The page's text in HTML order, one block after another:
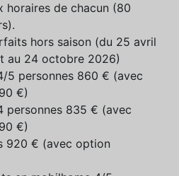
horaires de chacun (80
hors saison (du 25 avril
au 24 octobre 2026)
5 personnes 860 € (avec
€)
personnes 835 € (avec
€)
920 € (avec option